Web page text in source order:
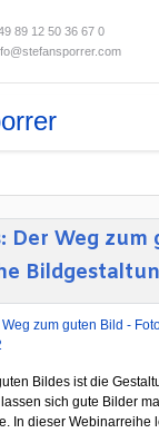
89 12 50 36 67 0
Der Weg zum
Bildes ist die
sich gute Bilder
In dieser Webinarreihe